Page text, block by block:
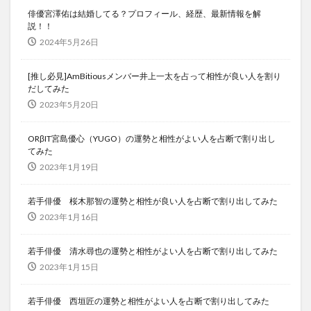
俳優宮澤佑は結婚してる？プロフィール、経歴、最新情報を解
説！！
2024年5月26日
[推し必見]AmBitiousメンバー井上一太を占って相性が良い人を割り
だしてみた
2023年5月20日
ORβIT宮島優心（YUGO）の運勢と相性がよい人を占断で割り出し
てみた
2023年1月19日
若手俳優 桜木那智の運勢と相性が良い人を占断で割り出してみた
2023年1月16日
若手俳優 清水尋也の運勢と相性がよい人を占断で割り出してみた
2023年1月15日
若手俳優 西垣匠の運勢と相性がよい人を占断で割り出してみた